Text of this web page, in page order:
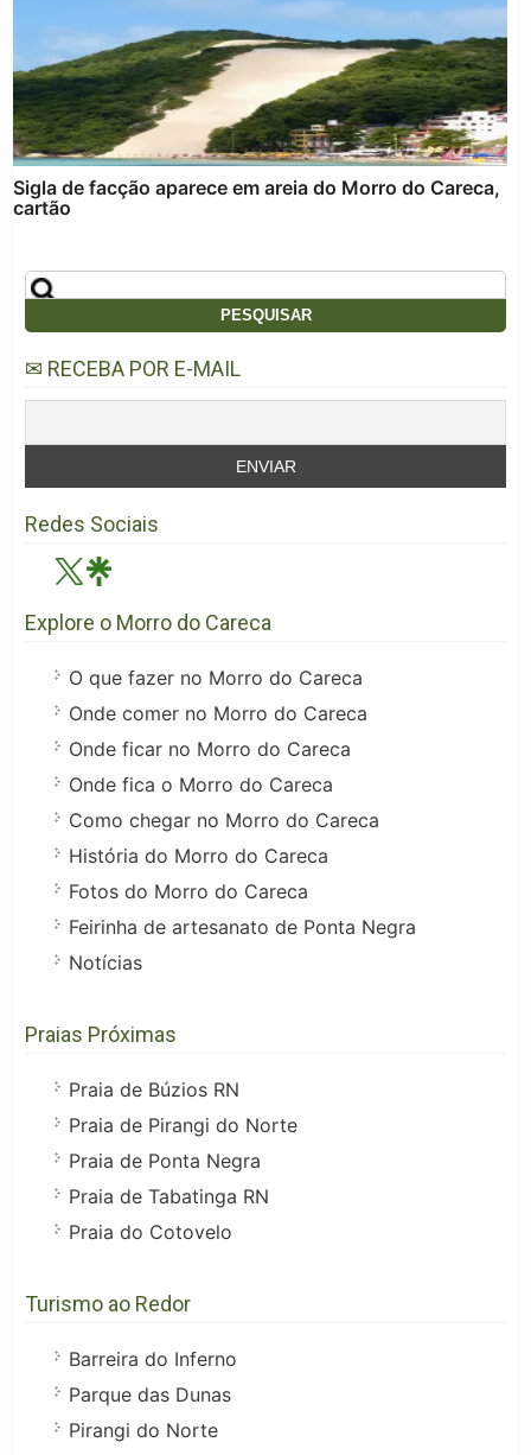
Sigla de facção aparece em areia do Morro do Careca,
cartão
✉ RECEBA POR E-MAIL
Redes Sociais
Explore o Morro do Careca
O que fazer no Morro do Careca
Onde comer no Morro do Careca
Onde ficar no Morro do Careca
Onde fica o Morro do Careca
Como chegar no Morro do Careca
História do Morro do Careca
Fotos do Morro do Careca
Feirinha de artesanato de Ponta Negra
Notícias
Praias Próximas
Praia de Búzios RN
Praia de Pirangi do Norte
Praia de Ponta Negra
Praia de Tabatinga RN
Praia do Cotovelo
Turismo ao Redor
Barreira do Inferno
Parque das Dunas
Pirangi do Norte